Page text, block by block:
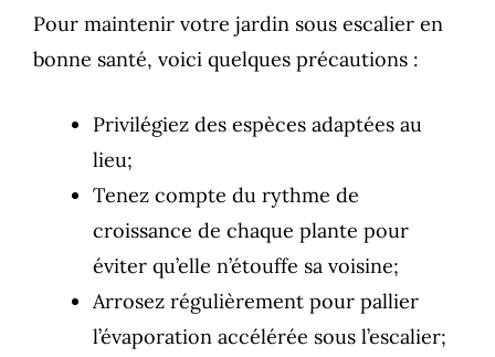
Pour maintenir votre jardin sous escalier en
bonne santé, voici quelques précautions :
Privilégiez des espèces adaptées au
lieu;
Tenez compte du rythme de
croissance de chaque plante pour
éviter qu’elle n’étouffe sa voisine;
Arrosez régulièrement pour pallier
l’évaporation accélérée sous l’escalier;